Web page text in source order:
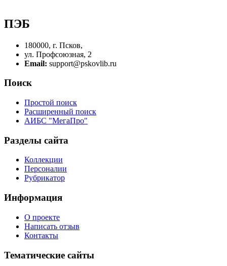
ПЭБ
180000, г. Псков,
ул. Профсоюзная, 2
Email: support@pskovlib.ru
Поиск
Простой поиск
Расширенный поиск
АИБС "МегаПро"
Разделы сайта
Коллекции
Персоналии
Рубрикатор
Информация
О проекте
Написать отзыв
Контакты
Тематические сайты